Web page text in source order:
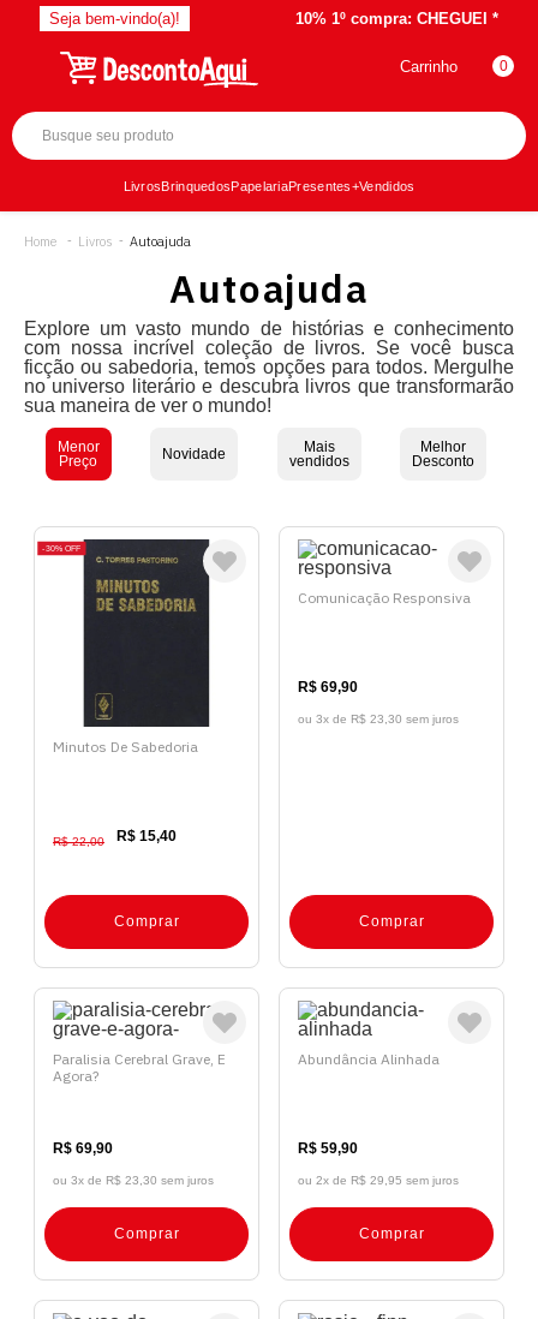
Seja bem-vindo(a)! 10% 1º compra: CHEGUEI *
Carrinho 0
LivrosBrinquedosPapelariaPresentes+Vendidos
Livros Autoajuda
Autoajuda
Explore um vasto mundo de histórias e conhecimento
com nossa incrível coleção de livros. Se você busca
ficção ou sabedoria, temos opções para todos. Mergulhe
no universo literário e descubra livros que transformarão
sua maneira de ver o mundo!
Menor
Preço
Novidade
Mais
vendidos
Melhor
Desconto
30% OFF
Minutos De Sabedoria
R$ 22,00 R$ 15,40
Comprar
Comunicação Responsiva
R$ 69,90
ou 3x de R$ 23,30 sem juros
Comprar
Paralisia Cerebral Grave, E
Agora?
R$ 69,90
ou 3x de R$ 23,30 sem juros
Comprar
Abundância Alinhada
R$ 59,90
ou 2x de R$ 29,95 sem juros
Comprar